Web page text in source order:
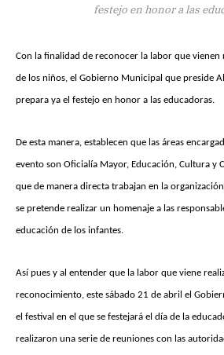
festejo en honor a las
Con la finalidad de reconocer la labor que vienen
de los niños, el Gobierno Municipal que preside
prepara ya el festejo en honor a las educadoras.
De esta manera, establecen que las áreas
evento son Oficialía Mayor, Educación, Cultura y
que de manera directa trabajan en la
se pretende realizar un homenaje a las
educación de los infantes.
Así pues y al entender que la labor que viene
reconocimiento, este sábado 21 de abril el
el festival en el que se festejará el día de la
realizaron una serie de reuniones con las